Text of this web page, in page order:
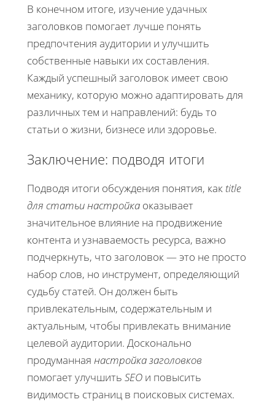
В конечном итоге, изучение удачных
заголовков помогает лучше понять
предпочтения аудитории и улучшить
собственные навыки их составления.
Каждый успешный заголовок имеет свою
механику, которую можно адаптировать для
различных тем и направлений: будь то
статьи о жизни, бизнесе или здоровье.
Заключение: подводя итоги
Подводя итоги обсуждения понятия, как title
для статьи настройка оказывает
значительное влияние на продвижение
контента и узнаваемость ресурса, важно
подчеркнуть, что заголовок — это не просто
набор слов, но инструмент, определяющий
судьбу статей. Он должен быть
привлекательным, содержательным и
актуальным, чтобы привлекать внимание
целевой аудитории. Досконально
продуманная настройка заголовков
помогает улучшить SEO и повысить
видимость страниц в поисковых системах.